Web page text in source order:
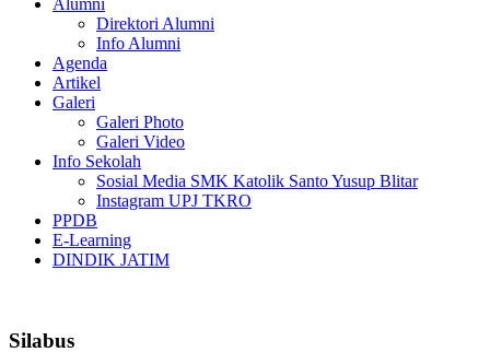
Alumni
Direktori Alumni
Info Alumni
Agenda
Artikel
Galeri
Galeri Photo
Galeri Video
Info Sekolah
Sosial Media SMK Katolik Santo Yusup Blitar
Instagram UPJ TKRO
PPDB
E-Learning
DINDIK JATIM
Silabus